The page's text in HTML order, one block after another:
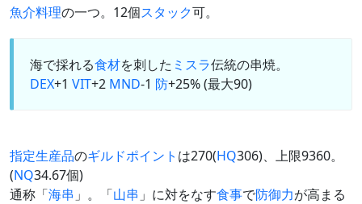
魚介料理の一つ。12個スタック可。
海で採れる食材を刺した ミスラ伝統の串焼。
DEX+1 VIT+2 MND-1 防+25% (最大90)
指定生産品のギルドポイント は270(HQ306)、上限9360。
(NQ34.67個)
通称「海串 」。「山串 」に対をなす食事で防御力が高まる